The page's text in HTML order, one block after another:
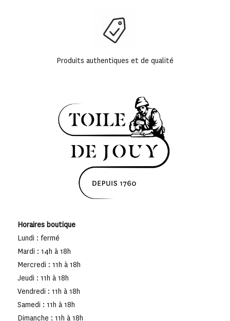
Produits authentiques et de qualité
Horaires boutique
Lundi : fermé
Mardi : 14h à 18h
Mercredi : 11h à 18h
Jeudi : 11h à 18h
Vendredi : 11h à 18h
Samedi : 11h à 18h
Dimanche : 11h à 18h